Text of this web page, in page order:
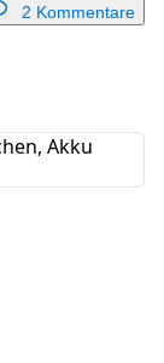
2 Kommentare